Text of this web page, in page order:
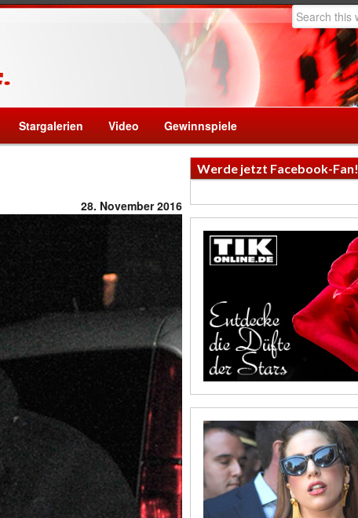
Stargalerien Video Gewinnspiele
28. November 2016
Werde jetzt Facebook-Fan!